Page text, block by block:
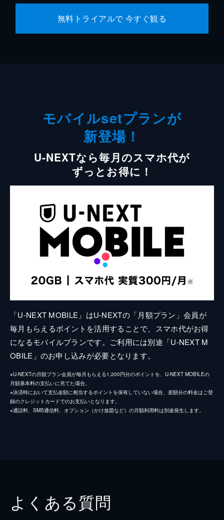
無料トライアルで 今すぐ観る
モバイルsetプランが
新登場！
U-NEXTなら毎月のスマホ代が
ずっとお得に！
「U-NEXT MOBILE」はU-NEXTの「月額プラン」会員が
毎月もらえるポイントを活用することで、スマホ代がお得
になるモバイルプランです。ご利用には別途「U-NEXT M
OBILE」のお申し込みが必要となります。
※U-NEXTの月額プラン会員が毎月もらえる1,200円分のポイントを、U-NEXT MOBILEの
月額基本料の支払いに充てた場合。
※決済時において支払金額に相当するポイントを保有していない場合、差額分の料金はご登
録のクレジットカードでのお支払いとなります。
※通話料、SMS通信料、オプション（かけ放題など）の月額利用料は別途発生します。
よくある質問